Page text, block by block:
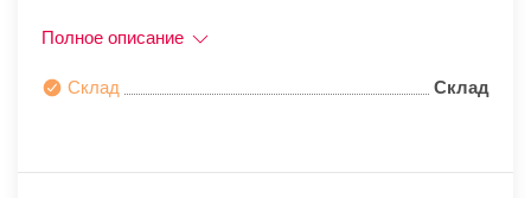
Полное описание
Склад Склад